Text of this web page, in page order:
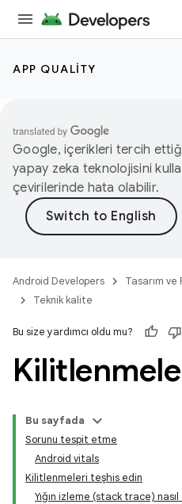
APP QUALITY
Google, içerikleri tercih
yapay zeka teknolojisini
çevirilerinde hata olabilir.
Android Developers Tasarım ve
Teknik kalite
Bu size yardımcı oldu mu?
Bu sayfada
Sorunu tespit etme
Android vitals
Kilitlenmeleri teşhis edin
Yığın izleme (stack trace) nasıl